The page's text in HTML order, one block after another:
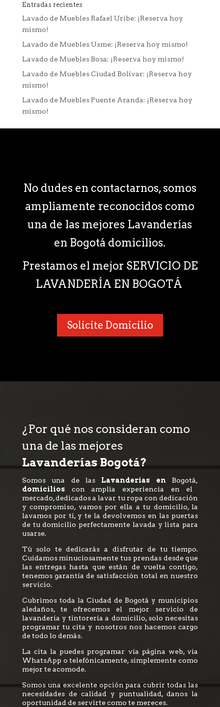
Entradas recientes
Lavado de Muebles Rafael Uribe: ¡Reserva hoy
mismo!
Lavado de Muebles Usme: ¡Reserva hoy mismo!
Lavado de Muebles Bosa: ¡Reserva hoy mismo!
Lavado de Muebles Ciudad Bolívar: ¡Reserva hoy
mismo!
Lavado de Muebles Puente Aranda: ¡Reserva hoy
mismo!
No dudes en contactarnos, somos
ampliamente reconocidos como
una de las mejores Lavanderías
en Bogotá domicilios.
Prestamos el mejor SERVICIO DE
LAVANDERÍA EN BOGOTÁ
Solicite Domicilio
¿Por qué nos consideran como
una de las mejores
Lavanderías Bogotá?
Somos una de las Lavanderías en Bogotá,
domicilioscon amplia experiencia en el
mercado, dedicados a lavar tu ropa con dedicación
y compromiso, vamos por ella a tu domicilio, la
lavamos por ti, y te la devolvemos en las puertas
de tu domicilio perfectamente lavada y lista para
usarse.
Tú solo te dedicarás a disfrutar de tu tiempo.
Cuidamos minuciosamente tus prendas desde que
las entregas hasta que están de vuelta contigo,
tenemos garantía de satisfacción total en nuestro
servicio.
Cubrimos toda la Ciudad de Bogotá y municipios
aledaños, te ofrecemos el mejor servicio de
lavandería y tintorería a domicilio, solo necesitas
programar tu cita y nosotros nos hacemos cargo
de todo lo demás.
La cita la puedes programar vía página web, vía
WhatsApp o telefónicamente, simplemente como
mejor te acomode.
Somos una excelente opción para cubrir todas las
necesidades de calidad y puntualidad, danos la
oportunidad de servirte como te mereces.